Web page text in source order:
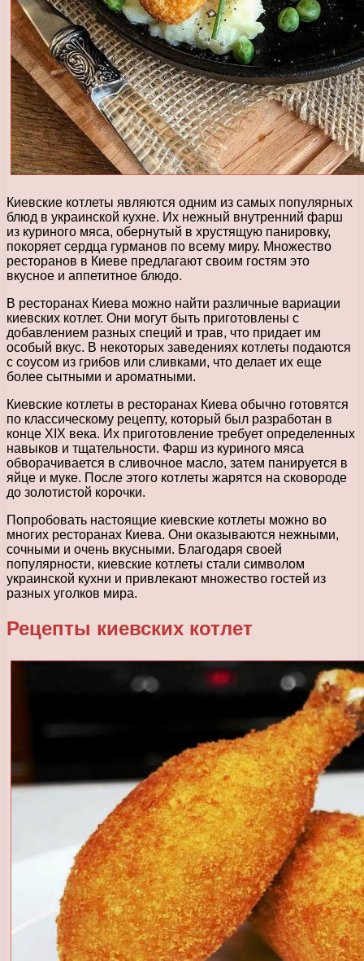
Киевские котлеты являются одним из самых популярных
блюд в украинской кухне. Их нежный внутренний фарш
из куриного мяса, обернутый в хрустящую панировку,
покоряет сердца гурманов по всему миру. Множество
ресторанов в Киеве предлагают своим гостям это
вкусное и аппетитное блюдо.
В ресторанах Киева можно найти различные вариации
киевских котлет. Они могут быть приготовлены с
добавлением разных специй и трав, что придает им
особый вкус. В некоторых заведениях котлеты подаются
с соусом из грибов или сливками, что делает их еще
более сытными и ароматными.
Киевские котлеты в ресторанах Киева обычно готовятся
по классическому рецепту, который был разработан в
конце XIX века. Их приготовление требует определенных
навыков и тщательности. Фарш из куриного мяса
обворачивается в сливочное масло, затем панируется в
яйце и муке. После этого котлеты жарятся на сковороде
до золотистой корочки.
Попробовать настоящие киевские котлеты можно во
многих ресторанах Киева. Они оказываются нежными,
сочными и очень вкусными. Благодаря своей
популярности, киевские котлеты стали символом
украинской кухни и привлекают множество гостей из
разных уголков мира.
Рецепты киевских котлет